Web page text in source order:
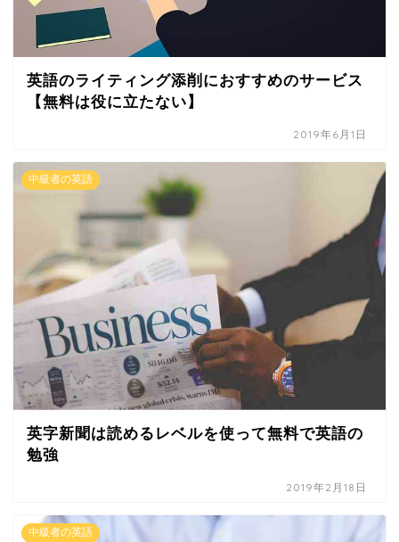
英語のライティング添削におすすめのサービス
【無料は役に立たない】
2019年6月1日
中級者の英語
英字新聞は読めるレベルを使って無料で英語の
勉強
2019年2月18日
中級者の英語